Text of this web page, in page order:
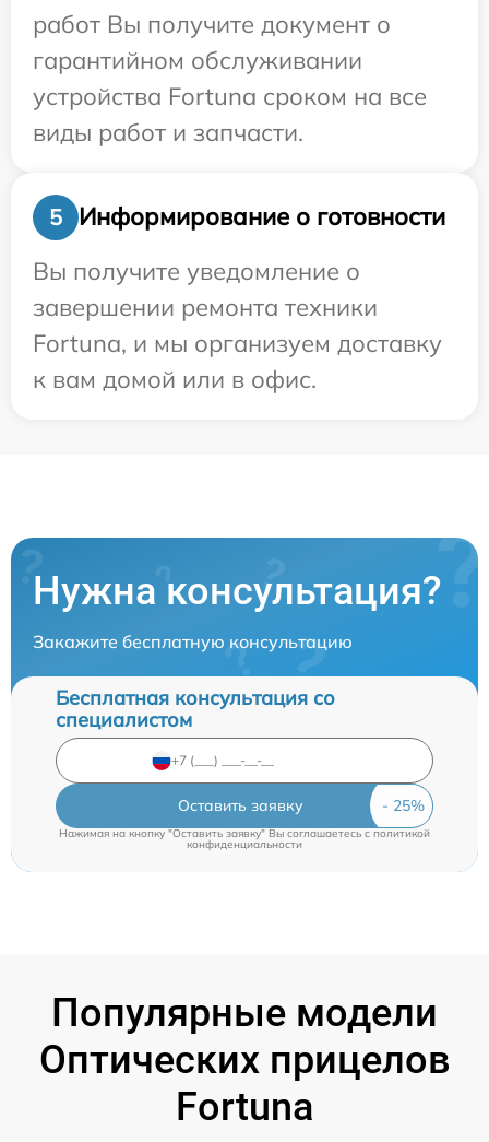
работ Вы получите документ о
гарантийном обслуживании
устройства Fortuna сроком на все
виды работ и запчасти.
5
Информирование о готовности
Вы получите уведомление о
завершении ремонта техники
Fortuna, и мы организуем доставку
к вам домой или в офис.
Нужна консультация?
Закажите бесплатную консультацию
Бесплатная консультация со
специалистом
Оставить заявку
Нажимая на кнопку "Оставить заявку" Вы соглашаетесь cполитикой
конфиденциальности
Популярные модели
Оптических прицелов
Fortuna